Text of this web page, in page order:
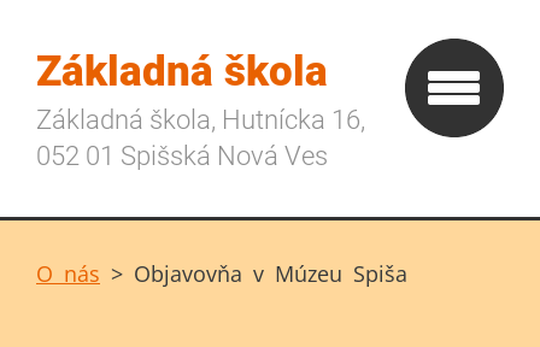
Základná škola
Základná škola, Hutnícka 16,
052 01 Spišská Nová Ves
O nás > Objavovňa v Múzeu Spiša